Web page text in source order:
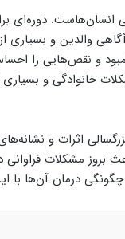
انسان‌هاست.
والدین و بسیاری
و نقص‌هایی را
خانوادگی و
اثرات و
بروز مشکلات
درمان آن‌ها با